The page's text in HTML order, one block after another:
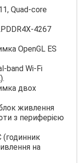
Quad-core
4267
OpenGL ES
band Wi-Fi
двох
живлення
з периферією
(годинник
на